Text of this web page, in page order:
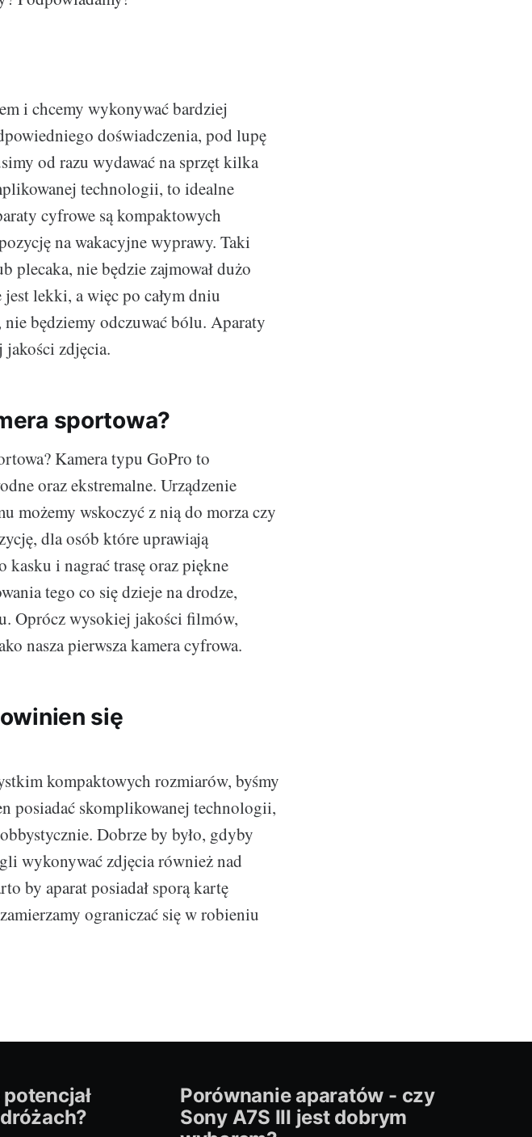
i chcemy wykonywać bardziej
doświadczenia, pod lupę
od razu wydawać na sprzęt kilka
technologii, to idealne
cyfrowe są kompaktowych
na wakacyjne wyprawy. Taki
plecaka, nie będzie zajmował dużo
lekki, a więc po całym dniu
będziemy odczuwać bólu. Aparaty
zdjęcia.
sportowa?
Kamera typu GoPro to
oraz ekstremalne. Urządzenie
możemy wskoczyć z nią do morza czy
dla osób które uprawiają
kasku i nagrać trasę oraz piękne
tego co się dzieje na drodze,
Oprócz wysokiej jakości filmów,
nasza pierwsza kamera cyfrowa.
się
kompaktowych rozmiarów, byśmy
posiadać skomplikowanej technologii,
Dobrze by było, gdyby
wykonywać zdjęcia również nad
by aparat posiadał sporą kartę
ograniczać się w robieniu
Porównanie aparatów - czy
Sony A7S III jest dobrym